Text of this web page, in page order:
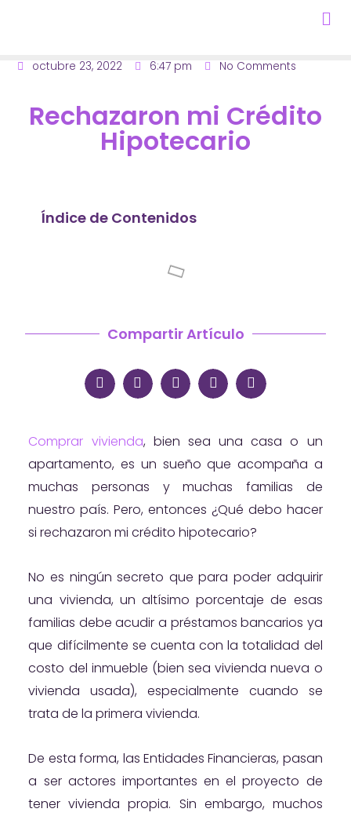
octubre 23, 2022 6:47 pm No Comments
Rechazaron mi Crédito
Hipotecario
Comprar vivienda, bien sea una casa o un
apartamento, es un sueño que acompaña a
muchas personas y muchas familias de
nuestro país. Pero, entonces ¿Qué debo hacer
si rechazaron mi crédito hipotecario?
No es ningún secreto que para poder adquirir
una vivienda, un altísimo porcentaje de esas
familias debe acudir a préstamos bancarios ya
que difícilmente se cuenta con la totalidad del
costo del inmueble (bien sea vivienda nueva o
vivienda usada), especialmente cuando se
trata de la primera vivienda.
De esta forma, las Entidades Financieras, pasan
a ser actores importantes en el proyecto de
tener vivienda propia. Sin embargo, muchos
Índice de Contenidos
Compartir Artículo